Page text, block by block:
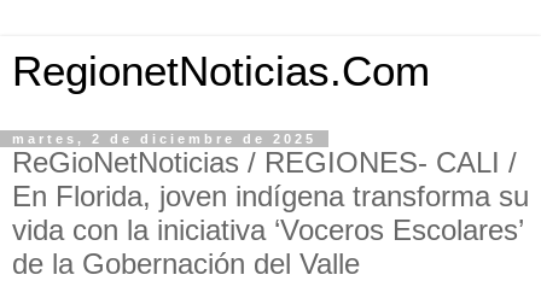
RegionetNoticias.Com
martes, 2 de diciembre de 2025
ReGioNetNoticias / REGIONES- CALI /
En Florida, joven indígena transforma su
vida con la iniciativa ‘Voceros Escolares’
de la Gobernación del Valle